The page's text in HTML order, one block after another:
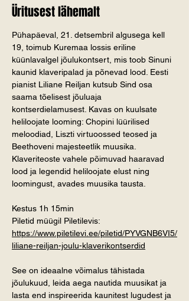
Üritusest lähemalt
Pühapäeval, 21. detsembril algusega kell
19, toimub Kuremaa lossis eriline
küünlavalgel jõulukontsert, mis toob Sinuni
kaunid klaveripalad ja põnevad lood. Eesti
pianist Liliane Reiljan kutsub Sind osa
saama tõelisest jõuluaja
kontserdielamusest. Kavas on kuulsate
heliloojate looming: Chopini lüürilised
meloodiad, Liszti virtuoossed teosed ja
Beethoveni majesteetlik muusika.
Klaveriteoste vahele põimuvad haaravad
lood ja legendid heliloojate elust ning
loomingust, avades muusika tausta.
Kestus 1h 15min
Piletid müügil Piletilevis:
https://www.piletilevi.ee/piletid/PYVGNB6VI5/
liliane-reiljan-joulu-klaverikontserdid
See on ideaalne võimalus tähistada
jõulukuud, leida aega nautida muusikat ja
lasta end inspireerida kaunitest lugudest ja